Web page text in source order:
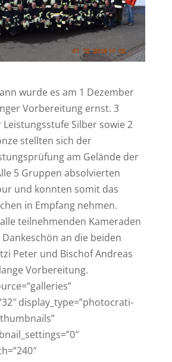
wurde es am 1 Dezember
Vorbereitung ernst. 3
Silber sowie 2
stellten sich der
am Gelände der
5 Gruppen absolvierten
und konnten somit das
in Empfang nehmen.
teilnehmenden Kameraden
an die beiden
Peter und Bischof Andreas
Vorbereitung.
display_type=”photocrati-